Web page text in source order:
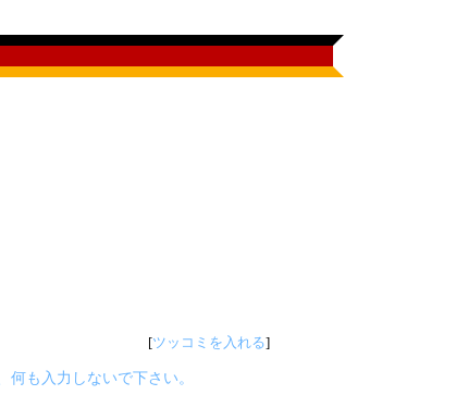
[ツッコミを入れる]
も入力しないで下さい。